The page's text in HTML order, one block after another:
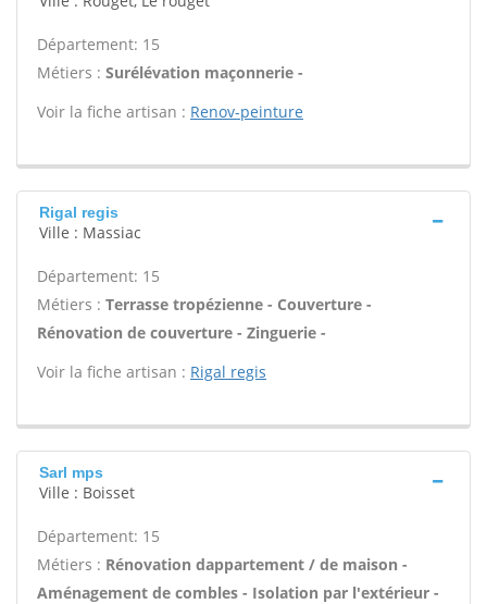
Département: 15
Métiers : Surélévation maçonnerie -
Voir la fiche artisan : Renov-peinture
Rigal regis
Ville : Massiac
Département: 15
Métiers : Terrasse tropézienne - Couverture -
Rénovation de couverture - Zinguerie -
Voir la fiche artisan : Rigal regis
Sarl mps
Ville : Boisset
Département: 15
Métiers : Rénovation dappartement / de maison -
Aménagement de combles - Isolation par l'extérieur -